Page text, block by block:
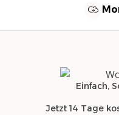
Einfach,
Jetzt 14 Tage